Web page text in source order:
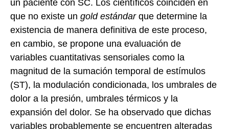
un paciente con SC. Los científicos coinciden en
que no existe un gold estándar que determine la
existencia de manera definitiva de este proceso,
en cambio, se propone una evaluación de
variables cuantitativas sensoriales como la
magnitud de la sumación temporal de estímulos
(ST), la modulación condicionada, los umbrales de
dolor a la presión, umbrales térmicos y la
expansión del dolor. Se ha observado que dichas
variables probablemente se encuentren alteradas